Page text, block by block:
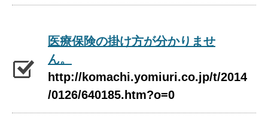
医療保険の掛け方が分かりませ
ん。
http://komachi.yomiuri.co.jp/t/2014
/0126/640185.htm?o=0